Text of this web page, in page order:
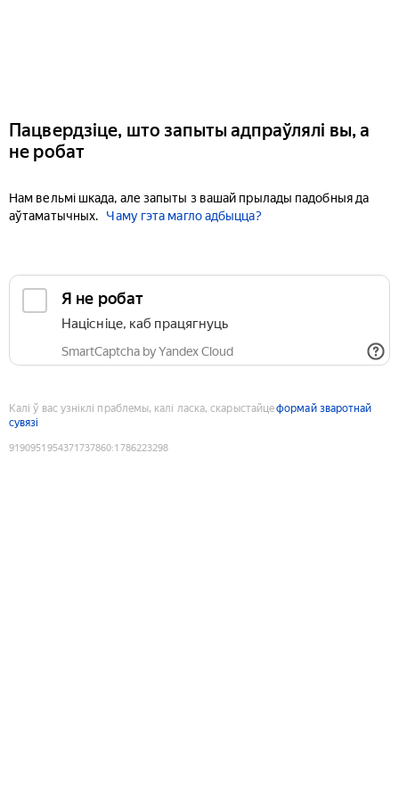
Пацвердзіце, што запыты адпраўлялі вы, а
не робат
Нам вельмі шкада, але запыты з вашай прылады падобныя да
аўтаматычных.
Чаму гэта магло адбыцца?
Я не робат
Націсніце, каб працягнуць
SmartCaptcha by Yandex Cloud
Калі ў вас узніклі праблемы, калі ласка, скарыстайцеформай зваротнай
сувязі
9190951954371737860:1786223298